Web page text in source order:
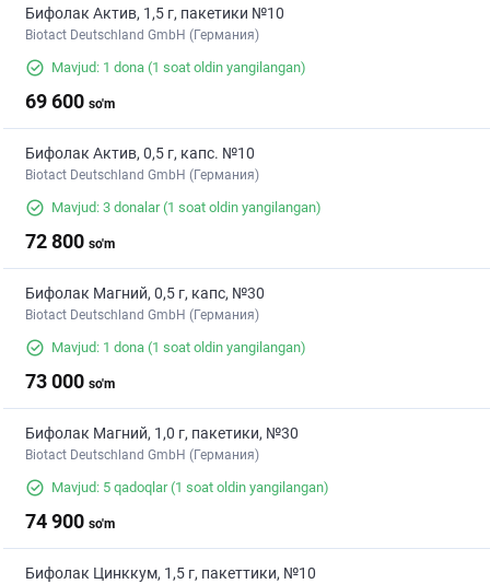
Бифолак Актив, 1,5 г, пакетики №10
Biotact Deutschland GmbH (Германия)
Mavjud: 1 dona (1 soat oldin yangilangan)
69 600 so'm
Бифолак Актив, 0,5 г, капс. №10
Biotact Deutschland GmbH (Германия)
Mavjud: 3 donalar(1 soat oldin yangilangan)
72 800 so'm
Бифолак Магний, 0,5 г, капс, №30
Biotact Deutschland GmbH (Германия)
Mavjud: 1 dona (1 soat oldin yangilangan)
73 000 so'm
Бифолак Магний, 1,0 г, пакетики, №30
Biotact Deutschland GmbH (Германия)
Mavjud: 5 qadoqlar(1 soat oldin yangilangan)
74 900 so'm
Бифолак Цинккум, 1,5 г, пакеттики, №10